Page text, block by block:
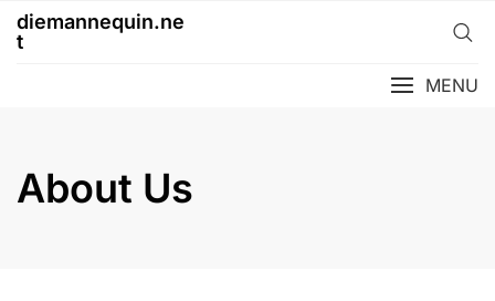
Skipdiemannequin.ne
t
MENU
About Us